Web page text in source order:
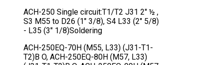
ACH-250 Single circuit:T1/T2 J31 2" ½ ,
S3 M55 to D26 (1" 3/8), S4 L33 (2" 5/8)
- L35 (3" 1/8)Soldering
ACH-250EQ-70H (M55, L33) (J31-T1-
T2)B O, ACH-250EQ-80H (M57, L33)